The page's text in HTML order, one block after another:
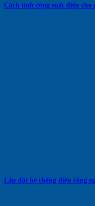
Cách tính công suất điện
Lắp đặt hệ thống điện công